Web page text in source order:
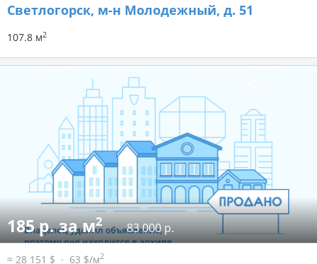
Светлогорск, м-н Молодежный, д. 51
107.8 м2
185 р. за м2 83 000 р.
≈ 28 151 $ 63 $/м2